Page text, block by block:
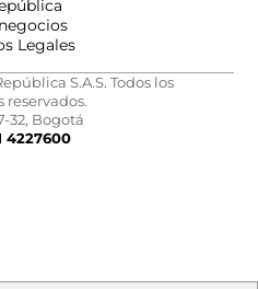
Legales
S.A.S. Todos los
reservados.
32, Bogotá
4227600